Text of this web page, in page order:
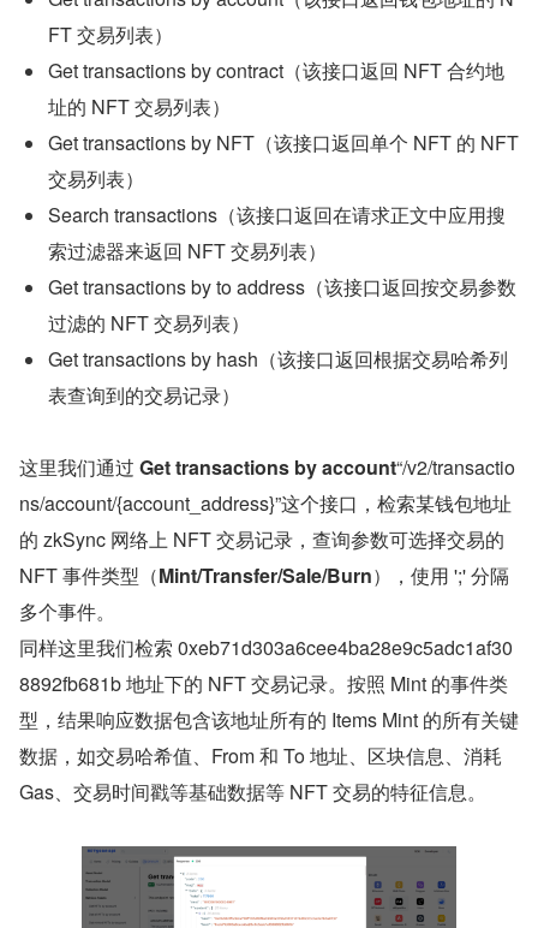
FT 交易列表）
Get transactions by contract（该接口返回 NFT 合约地
址的 NFT 交易列表）
Get transactions by NFT（该接口返回单个 NFT 的 NFT
交易列表）
Search transactions（该接口返回在请求正文中应用搜
索过滤器来返回 NFT 交易列表）
Get transactions by to address（该接口返回按交易参数
过滤的 NFT 交易列表）
Get transactions by hash（该接口返回根据交易哈希列
表查询到的交易记录）
这里我们通过 Get transactions by account“/v2/transactio
ns/account/{account_address}”这个接口，检索某钱包地址
的 zkSync 网络上 NFT 交易记录，查询参数可选择交易的
NFT 事件类型（Mint/Transfer/Sale/Burn），使用 ';' 分隔
多个事件。
同样这里我们检索 0xeb71d303a6cee4ba28e9c5adc1af30
8892fb681b 地址下的 NFT 交易记录。按照 Mint 的事件类
型，结果响应数据包含该地址所有的 Items Mint 的所有关键
数据，如交易哈希值、From 和 To 地址、区块信息、消耗
Gas、交易时间戳等基础数据等 NFT 交易的特征信息。